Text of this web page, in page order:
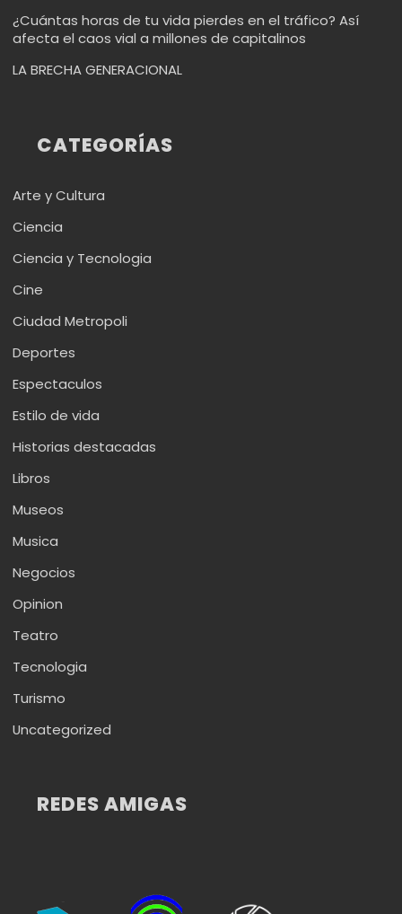
¿Cuántas horas de tu vida pierdes en el tráfico? Así
afecta el caos vial a millones de capitalinos
LA BRECHA GENERACIONAL
CATEGORÍAS
Arte y Cultura
Ciencia
Ciencia y Tecnologia
Cine
Ciudad Metropoli
Deportes
Espectaculos
Estilo de vida
Historias destacadas
Libros
Museos
Musica
Negocios
Opinion
Teatro
Tecnologia
Turismo
Uncategorized
REDES AMIGAS